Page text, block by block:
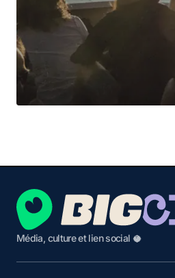
Média, culture et lien social 🥥